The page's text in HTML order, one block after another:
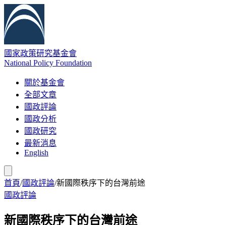
國家政策研究基金會
National Policy Foundation
關於基金會
全部文章
國政評論
國政分析
國政研究
最新消息
English
首頁/國政評論/新國際秩序下的台灣前途
國政評論
新國際秩序下的台灣前途